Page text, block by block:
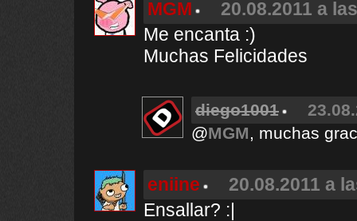
MGM
20.08.2011 a
Me encanta :)
Muchas Felicidades
diego1001
@MGM, muchas
eniine
20.08.2011 a
Ensallar? :|